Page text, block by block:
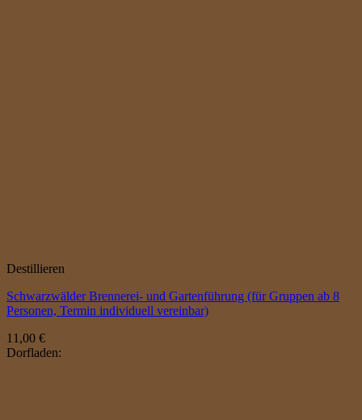
Destillieren
Schwarzwälder Brennerei- und Gartenführung (für Gruppen ab 8
Personen, Termin individuell vereinbar)
11,00 €
Dorfladen: